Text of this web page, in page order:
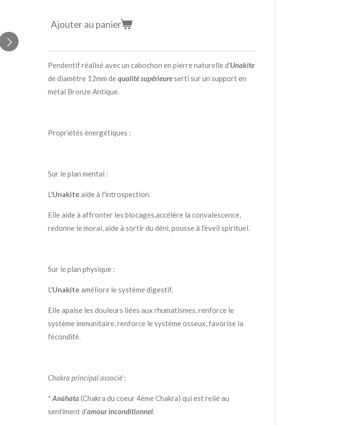
Ajouter au panier
Pendentif réalisé avec un cabochon en pierre naturelle d'Unakite
de diamètre 12mm dequalité supérieureserti sur un support en
métal Bronze Antique.
Propriétés énergétiques :
Sur le plan mental :
L'Unakite aide à l'introspection.
Elle aide à affronter les blocages,accélère la convalescence,
redonne le moral, aide à sortir du déni, pousse à l'éveil spirituel.
Sur le plan physique :
L'Unakite améliore le système digestif.
Elle apaise les douleurs liées aux rhumatismes, renforce le
système immunitaire, renforce le système osseux, favorise la
fécondité.
Chakra principal associé :
* Anāhata(Chakra du coeur 4ème Chakra) qui est relié au
sentiment d'amour inconditionnel.